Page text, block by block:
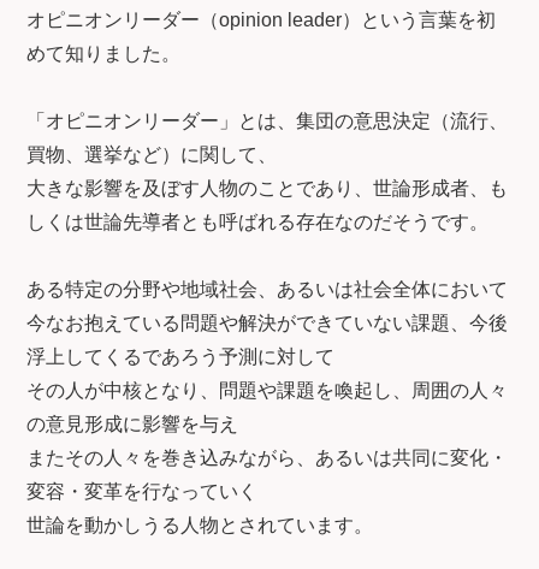
オピニオンリーダー（opinion leader）という言葉を初
めて知りました。
「オピニオンリーダー」とは、集団の意思決定（流行、
買物、選挙など）に関して、
大きな影響を及ぼす人物のことであり、世論形成者、も
しくは世論先導者とも呼ばれる存在なのだそうです。
ある特定の分野や地域社会、あるいは社会全体において
今なお抱えている問題や解決ができていない課題、今後
浮上してくるであろう予測に対して
その人が中核となり、問題や課題を喚起し、周囲の人々
の意見形成に影響を与え
またその人々を巻き込みながら、あるいは共同に変化・
変容・変革を行なっていく
世論を動かしうる人物とされています。